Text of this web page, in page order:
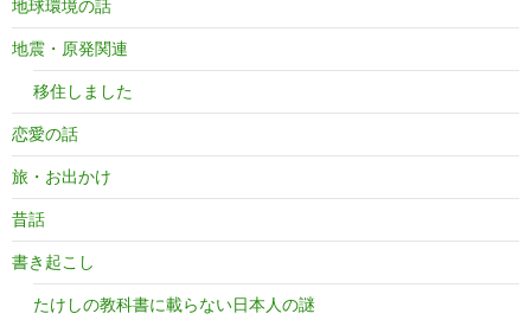
地球環境の話
地震・原発関連
移住しました
恋愛の話
旅・お出かけ
昔話
書き起こし
たけしの教科書に載らない日本人の謎